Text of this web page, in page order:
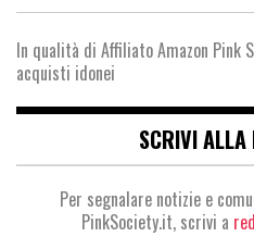
In qualità di Affiliato Amazon Pink
acquisti idonei
SCRIVI ALLA
Per segnalare notizie e
PinkSociety.it, scrivi a